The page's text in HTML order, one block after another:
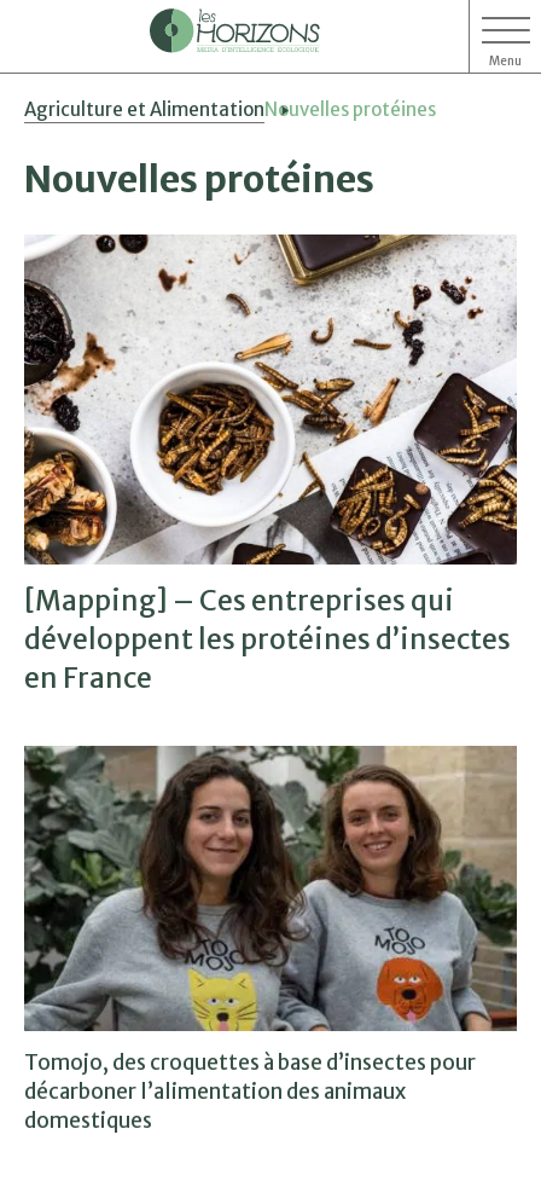
Aller
Aller
Menu
Agriculture et AlimentationNouvelles protéines
Nouvelles protéines
[Mapping] – Ces entreprises qui
développent les protéines d’insectes
en France
Tomojo, des croquettes à base d’insectes pour
décarboner l’alimentation des animaux
domestiques